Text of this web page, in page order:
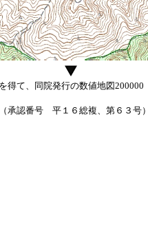
得て、同院発行の数値地図
承認番号 平１６総複、第６３号